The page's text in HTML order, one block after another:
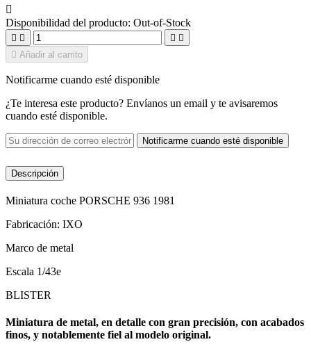

Disponibilidad del producto: Out-of-Stock
   
 Añadir al carrito
Notificarme cuando esté disponible
¿Te interesa este producto? Envíanos un email y te avisaremos
cuando esté disponible.
Notificarme cuando esté disponible
Descripción
Miniatura coche PORSCHE 936 1981
Fabricación: IXO
Marco de metal
Escala 1/43e
BLISTER
Miniatura de metal, en detalle con gran precisión, con acabados
finos, y notablemente fiel al modelo original.